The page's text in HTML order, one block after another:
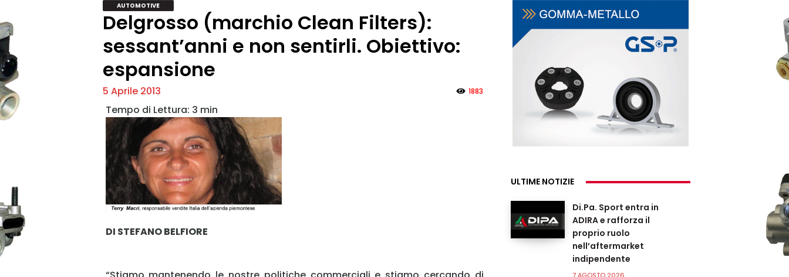
AUTOMOTIVE
Delgrosso (marchio Clean Filters):
sessant’anni e non sentirli. Obiettivo:
espansione
5 Aprile 2013 1883
DI STEFANO BELFIORE
ULTIME NOTIZIE
Di.Pa. Sport entra in
ADIRA e rafforza il
proprio ruolo
nell’aftermarket
indipendente